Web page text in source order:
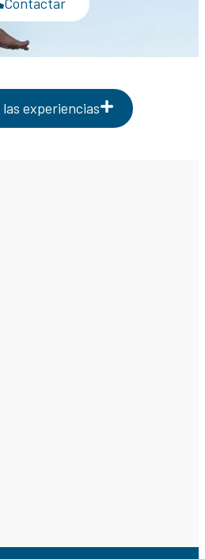
experiencias